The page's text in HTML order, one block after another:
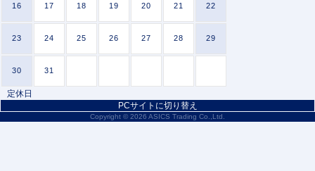
16 17 18 19 20 21 22
23 24 25 26 27 28 29
30 31
定休日
PCサイトに切り替え
Copyright © 2026 ASICS Trading Co.,Ltd.